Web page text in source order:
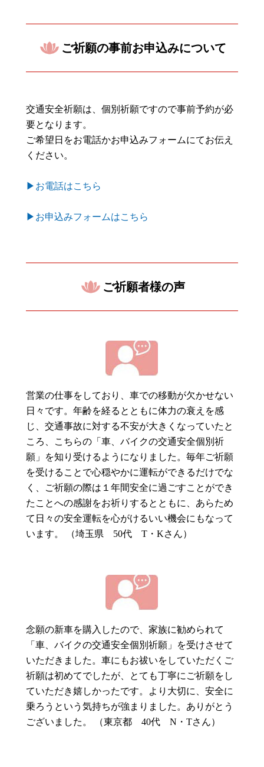
ご祈願の事前お申込みについて
交通安全祈願は、個別祈願ですので事前予約が必
要となります。
ご希望日をお電話かお申込みフォームにてお伝え
ください。
▶お電話はこちら
▶お申込みフォームはこちら
ご祈願者様の声
営業の仕事をしており、車での移動が欠かせない
日々です。年齢を経るとともに体力の衰えを感
じ、交通事故に対する不安が大きくなっていたと
ころ、こちらの「車、バイクの交通安全個別祈
願」を知り受けるようになりました。毎年ご祈願
を受けることで心穏やかに運転ができるだけでな
く、ご祈願の際は１年間安全に過ごすことができ
たことへの感謝をお祈りするとともに、あらため
て日々の安全運転を心がけるいい機会にもなって
います。 （埼玉県 50代 T・Kさん）
念願の新車を購入したので、家族に勧められて
「車、バイクの交通安全個別祈願」を受けさせて
いただきました。車にもお祓いをしていただくご
祈願は初めてでしたが、とても丁寧にご祈願をし
ていただき嬉しかったです。より大切に、安全に
乗ろうという気持ちが強まりました。ありがとう
ございました。 （東京都 40代 N・Tさん）